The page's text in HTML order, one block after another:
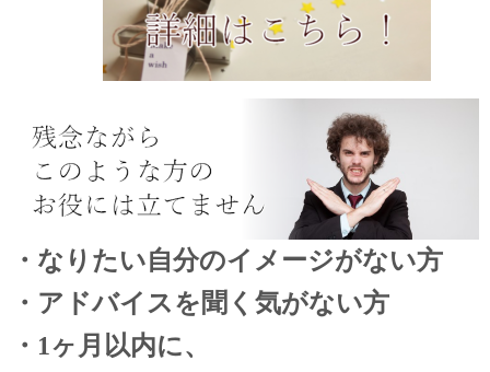
・なりたい自分のイメージがない方
・アドバイスを聞く気がない方
・1ヶ月以内に、